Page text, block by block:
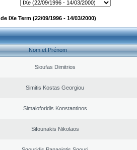
IXe Term (22/09/1996 - 14/03/2000)
Nom et Prénom
Sioufas Dimitrios
Simitis Kostas Georgiou
Simaioforidis Konstantinos
Sifounakis Nikolaos